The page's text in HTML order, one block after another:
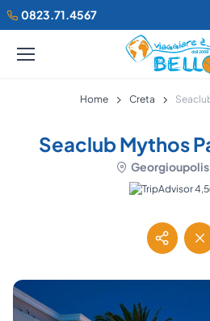
0823.71.4567
Home Creta
Seaclub Mythos